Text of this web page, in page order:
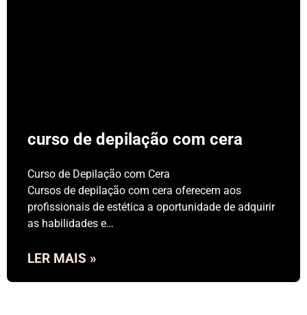
curso de depilação com cera
Curso de Depilação com Cera
Cursos de depilação com cera oferecem aos
profissionais de estética a oportunidade de adquirir
as habilidades e…
LER MAIS »